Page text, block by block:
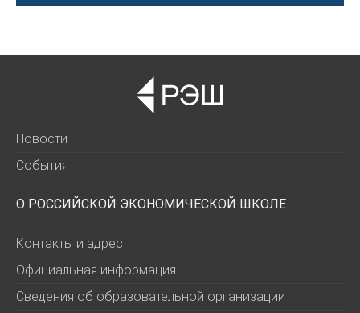
Новости
События
О РОССИЙСКОЙ ЭКОНОМИЧЕСКОЙ ШКОЛЕ
Контакты и адрес
Официальная информация
Сведения об образовательной организации